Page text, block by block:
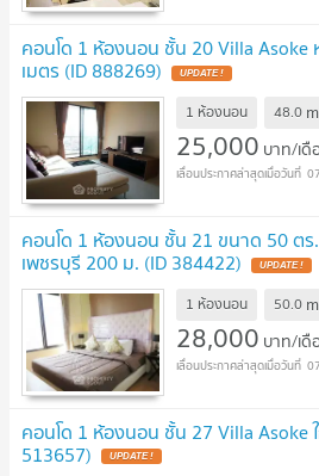
คอนโด 1 ห้องนอน ชั้น 20 Villa Asoke
เมตร (ID 888269) UPDATE !
1 ห้องนอน 48.0 m
25,000 บาท/เดื
คอนโด 1 ห้องนอน ชั้น 21 ขนาด 50 ตร.
เพชรบุรี 200 ม. (ID 384422) UPDATE !
1 ห้องนอน 50.0 m
28,000 บาท/เดื
คอนโด 1 ห้องนอน ชั้น 27 Villa Asoke
513657) UPDATE !